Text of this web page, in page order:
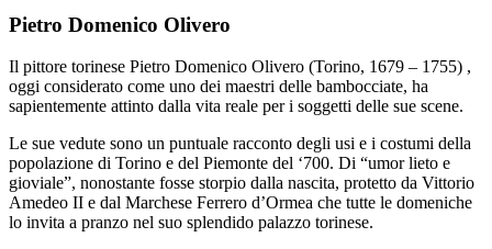
Pietro Domenico Olivero
Il pittore torinese Pietro Domenico Olivero (Torino, 1679 – 1755) ,
oggi considerato come uno dei maestri delle bambocciate, ha
sapientemente attinto dalla vita reale per i soggetti delle sue scene.
Le sue vedute sono un puntuale racconto degli usi e i costumi della
popolazione di Torino e del Piemonte del ‘700. Di “umor lieto e
gioviale”, nonostante fosse storpio dalla nascita, protetto da Vittorio
Amedeo II e dal Marchese Ferrero d’Ormea che tutte le domeniche
lo invita a pranzo nel suo splendido palazzo torinese.